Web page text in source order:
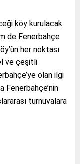
köy kurulacak.
de Fenerbahçe
her noktası
ve çeşitli
olan ilgi
Fenerbahçe’nin
turnuvalara